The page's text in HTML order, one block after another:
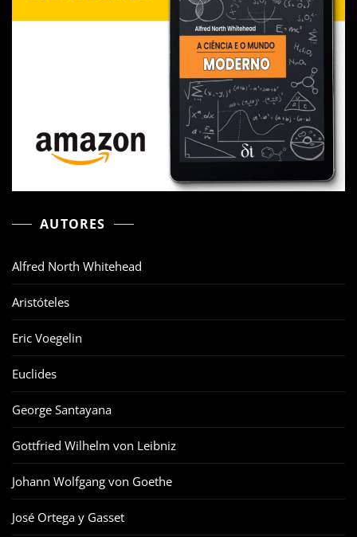
AUTORES
Alfred North Whitehead
Aristóteles
Eric Voegelin
Euclides
George Santayana
Gottfried Wilhelm von Leibniz
Johann Wolfgang von Goethe
José Ortega y Gasset